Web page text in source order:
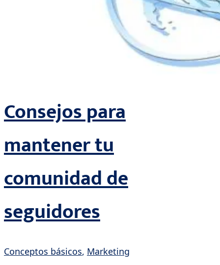
Consejos para
mantener tu
comunidad de
seguidores
Conceptos básicos, Marketing